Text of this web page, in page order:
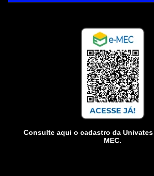
Consulte aqui o cadastro da
MEC.